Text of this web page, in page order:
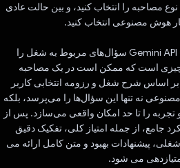
مصاحبه را انتخاب کنید، و بین حالت عادی
هوش مصنوعی انتخاب کنید.
در طول مصاحبه شبیه‌سازی‌شده، Gemini API سؤال‌های مربوط به شغل را
چیزی است که ممکن است در یک مصاحبه
اساس شرح شغل و رزومه انتخابی کاربر
نه تنها این سؤال‌ها را می‌پرسد، بلکه
را تا حد امکان واقعی می‌سازد. پس از
جامع، از جمله امتیاز کلی، تفکیک دقیق
پیشنهادات بهبود و متن کامل ارائه می
می شود.